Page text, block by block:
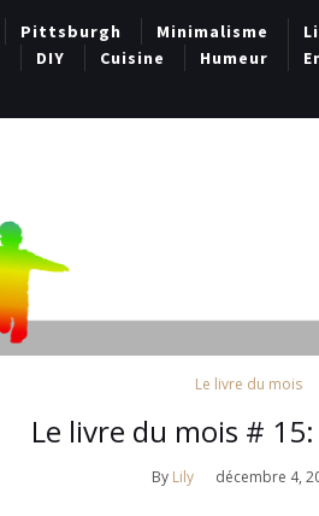
Pittsburgh Minimalisme
DIY Cuisine Humeur
Le livre du mois
Le livre du mois #
By Lily décembre 4,